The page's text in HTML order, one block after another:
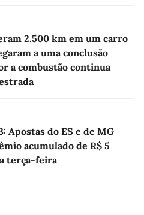
2.500 km em um carro
a uma conclusão
a combustão continua
Apostas do ES e de MG
acumulado de R$ 5
terça-feira